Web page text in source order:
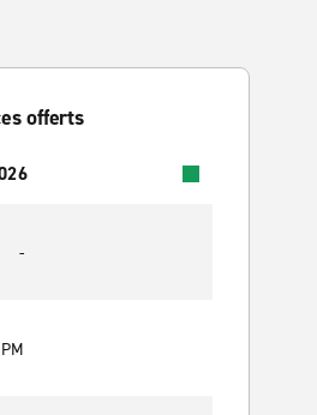
offerts
-